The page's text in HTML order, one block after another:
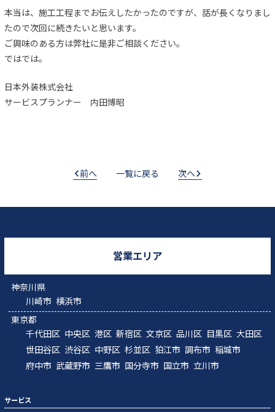
本当は、施工工程までお伝えしたかったのですが、話が長くなりまし
たので次回に続きたいと思います。
ご興味のある方は弊社に是非ご相談ください。
ではでは。
日本外装株式会社
サービスプランナー 内田博昭
前へ 一覧に戻る 次へ
営業エリア
神奈川県
川崎市 横浜市
東京都
千代田区 中央区 港区 新宿区 文京区 品川区 目黒区 大田区
世田谷区 渋谷区 中野区 杉並区 狛江市 調布市 稲城市
府中市 武蔵野市 三鷹市 国分寺市 国立市 立川市
サービス